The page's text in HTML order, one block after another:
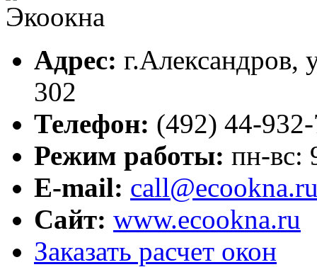
Адрес: г.Александров,
302
Телефон: (492) 44-
Режим работы: пн-вс:
E-mail:
Сайт: www.ecookna.ru
Заказать расчет окон